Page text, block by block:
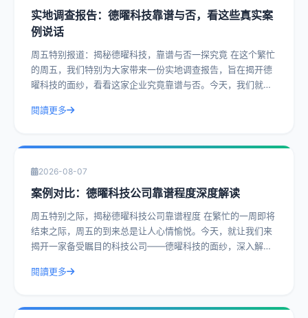
实地调查报告：德曜科技靠谱与否，看这些真实案
例说话
周五特别报道：揭秘德曜科技，靠谱与否一探究竟 在这个繁忙
的周五，我们特别为大家带来一份实地调查报告，旨在揭开德
曜科技的面纱，看看这家企业究竟靠谱与否。今天，我们就通
閱讀更多
2026-08-07
案例对比：德曜科技公司靠谱程度深度解读
周五特别之际，揭秘德曜科技公司靠谱程度 在繁忙的一周即将
结束之际，周五的到来总是让人心情愉悦。今天，就让我们来
揭开一家备受瞩目的科技公司——德曜科技的面纱，深入解读
閱讀更多